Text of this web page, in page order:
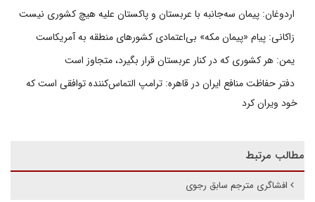
اردوغان: پیمان سه‌جانبه با عربستان و پاکستان علیه هیچ کشوری نیست
زاکانی: پیام «پیمان مکه» بی‌اعتمادی کشورهای منطقه به آمریکاست
یمن: هر کشوری که در کنار عربستان قرار بگیرد، متجاوز است
دفتر حفاظت منافع ایران در قاهره: ترامپ التماس‌کننده توافقی است که
خود ویران کرد
مطالب مرتبط
افشاگری مترجم سابق رجوی